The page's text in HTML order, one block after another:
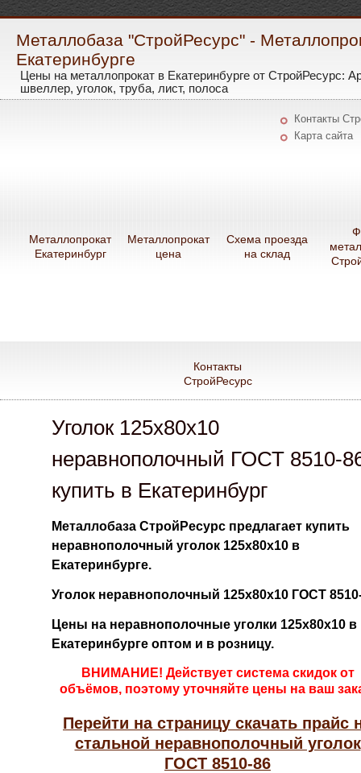
Металлобаза "СтройРесурс" -
Екатеринбурге
Цены на металлопрокат в Екатеринбурге от СтройРесурс:
швеллер, уголок, труба, лист, полоса
Контакты
Карта сайта
Металлопрокат
Екатеринбург
Металлопрокат
цена
Схема проезда
на склад
Контакты
СтройРесурс
Уголок 125х80х10
неравнополочный ГОСТ 8510-
купить в Екатеринбург
Металлобаза СтройРесурс предлагает купить
неравнополочный уголок 125х80х10 в
Екатеринбурге.
Уголок неравнополочный 125х80х10 ГОСТ
Цены на неравнополочные уголки 125х80х10 в
Екатеринбурге оптом и в розницу.
ВНИМАНИЕ! Действует система скидок от
объёмов, поэтому уточняйте цены на ваш
Перейти на страницу скачать прайс
стальной неравнополочный уголок
ГОСТ 8510-86